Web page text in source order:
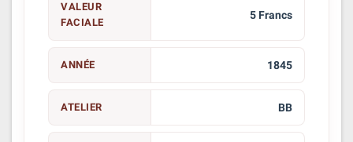
VALEUR
FACIALE
5 Francs
ANNÉE 1845
ATELIER BB